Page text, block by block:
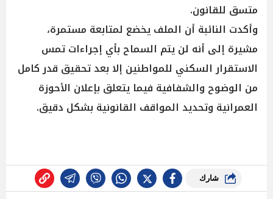
متسق للقانون.
وأكدت النائبة أن الملف يخضع لمتابعة مستمرة،
مشيرة إلى أنه لن يتم السماح بأي إجراءات تمس
الاستقرار السكني للمواطنين إلا بعد تحقيق قدر كامل
من الوضوح والشفافية فيما يتعلق بإعلان الأحوزة
العمرانية وتحديد المواقف القانونية بشكل دقيق.
شارك